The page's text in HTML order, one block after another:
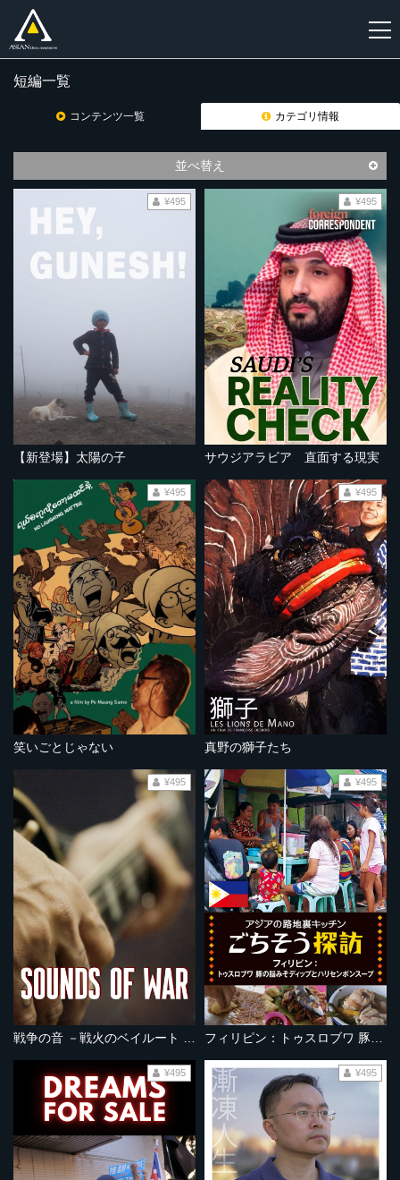
登
短編一覧
コンテンツ一覧 カテゴリ情報
並べ替え
【新登場】太陽の子
¥495
サウジアラビア 直面する現実
¥495
笑いごとじゃない
¥495
真野の獅子たち
¥495
¥495 ¥495
¥495 ¥495